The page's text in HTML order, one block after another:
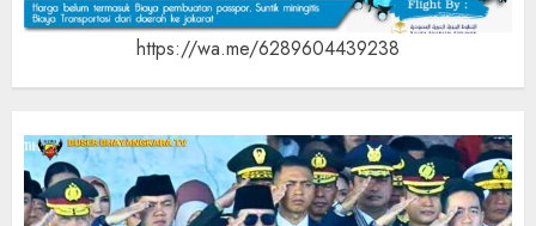
https://wa.me/6289604439238